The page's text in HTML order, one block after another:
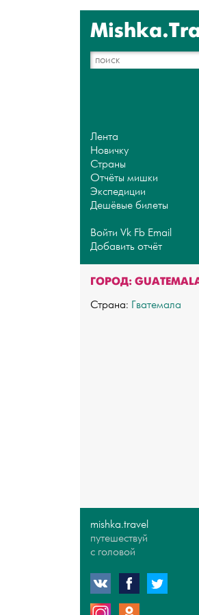
Лента
Новичку
Страны
Отчёты мишки
Экспедиции
Дешёвые билеты
Войти Vk Fb Email
Добавить отчёт
ГОРОД:
Страна: Гватемала
mishka.travel
путешествуй
с головой